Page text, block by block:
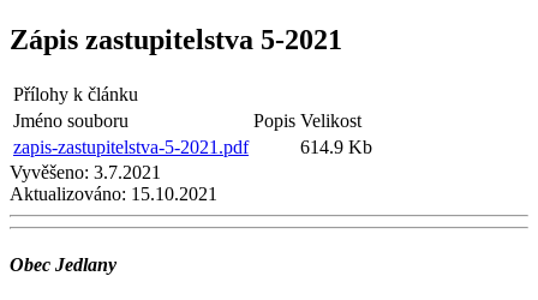
Zápis zastupitelstva 5-2021
Přílohy k článku
Jméno souboru
Popis Velikost
zapis-zastupitelstva-5-2021.pdf
614.9 Kb
Vyvěšeno: 3.7.2021
Aktualizováno: 15.10.2021
Obec Jedlany